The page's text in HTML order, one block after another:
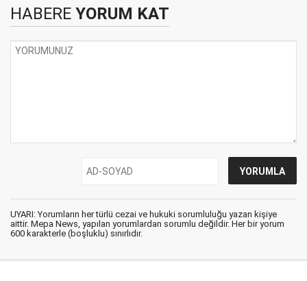
HABERE YORUM KAT
UYARI: Yorumların her türlü cezai ve hukuki sorumluluğu yazan kişiye
aittir. Mepa News, yapılan yorumlardan sorumlu değildir. Her bir yorum
600 karakterle (boşluklu) sınırlıdır.